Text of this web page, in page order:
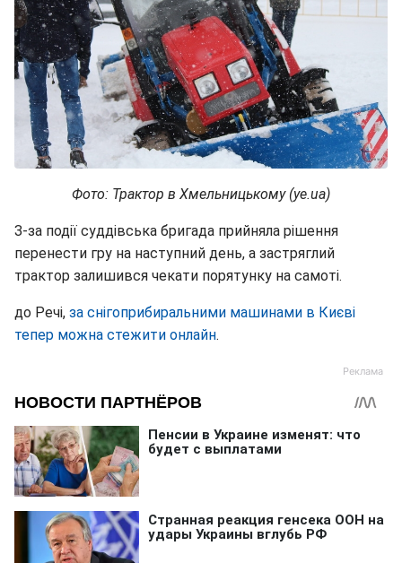
Фото: Трактор в Хмельницькому (ye.ua)
З-за події суддівська бригада прийняла рішення
перенести гру на наступний день, а застряглий
трактор залишився чекати порятунку на самоті.
до Речі, за снігоприбиральними машинами в Києві
тепер можна стежити онлайн.